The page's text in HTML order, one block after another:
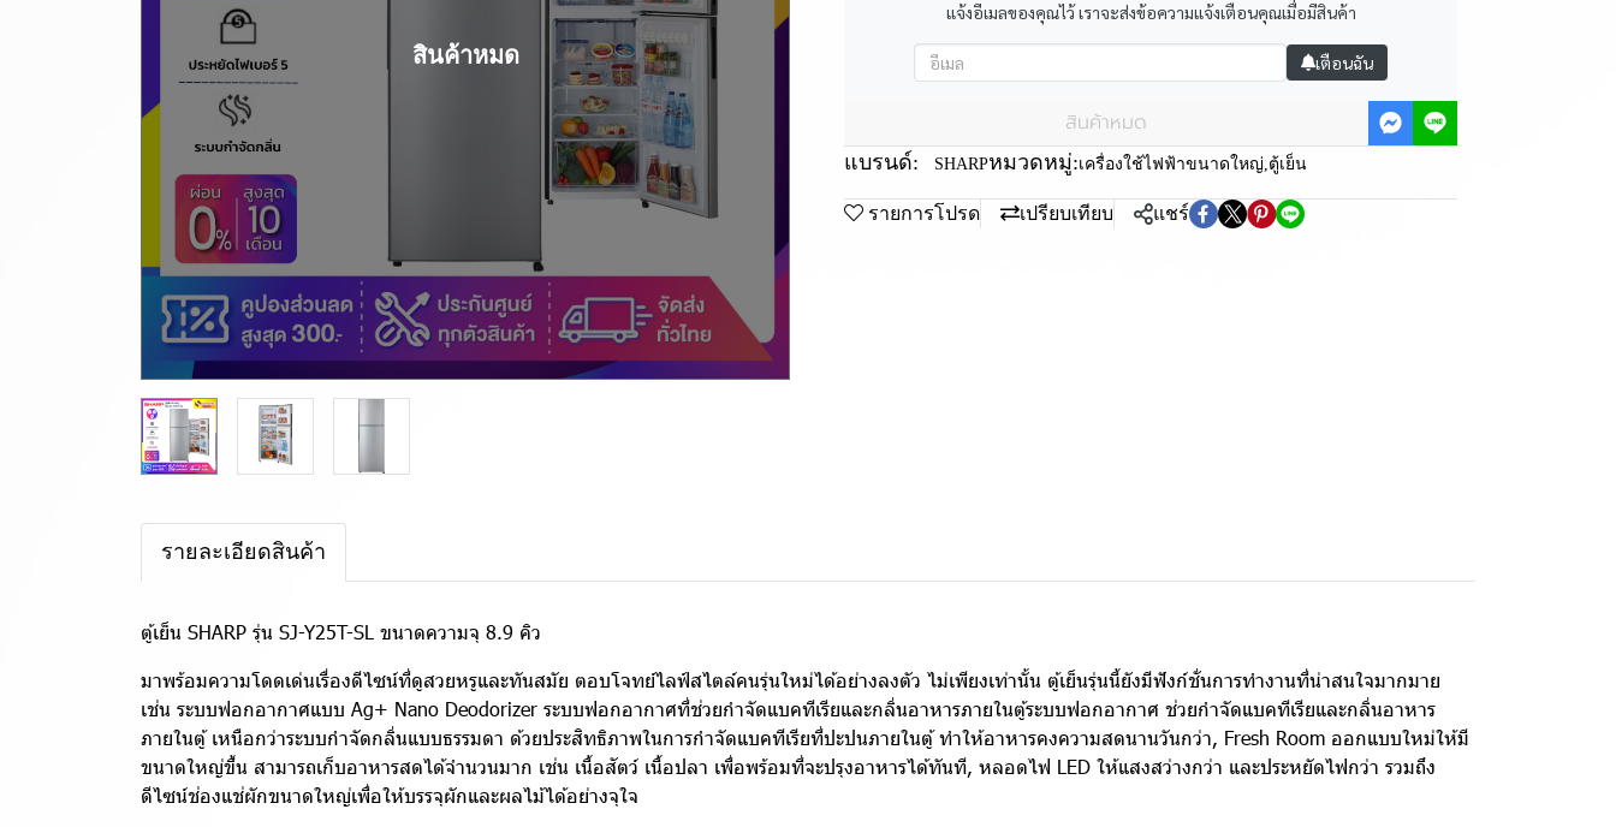
สินค้าหมด
แจ้งอีเมลของคุณไว้ เราจะส่งข้อความแจ้งเตือนคุณเมื่อมีสินค้า
เตือนฉัน
สินค้าหมด
แบรนด์: SHARPหมวดหมู่:เครื่องใช้ไฟฟ้าขนาดใหญ่,ตู้เย็น
รายการโปรด เปรียบเทียบ แชร์
รายละเอียดสินค้า
ตู้เย็น SHARP รุ่น SJ-Y25T-SL ขนาดความจุ 8.9 คิว
มาพร้อมความโดดเด่นเรื่องดีไซน์ที่ดูสวยหรูและทันสมัย ตอบโจทย์ไลฟ์สไตล์คนรุ่นใหม่ได้อย่างลงตัว ไม่เพียงเท่านั้น ตู้เย็นรุ่นนี้ยังมีฟังก์ชั่นการทำงานที่น่าสนใจมากมาย
เช่น ระบบฟอกอากาศแบบ Ag+ Nano Deodorizer ระบบฟอกอากาศที่ช่วยกำจัดแบคทีเรียและกลิ่นอาหารภายในตู้ระบบฟอกอากาศ ช่วยกำจัดแบคทีเรียและกลิ่นอาหาร
ภายในตู้ เหนือกว่าระบบกำจัดกลิ่นแบบธรรมดา ด้วยประสิทธิภาพในการกำจัดแบคทีเรียที่ปะปนภายในตู้ ทำให้อาหารคงความสดนานวันกว่า, Fresh Room ออกแบบใหม่ให้มี
ขนาดใหญ่ขึ้น สามารถเก็บอาหารสดได้จำนวนมาก เช่น เนื้อสัตว์ เนื้อปลา เพื่อพร้อมที่จะปรุงอาหารได้ทันที, หลอดไฟ LED ให้แสงสว่างกว่า และประหยัดไฟกว่า รวมถึง
ดีไซน์ช่องแช่ผักขนาดใหญ่เพื่อให้บรรจุผักและผลไม้ได้อย่างจุใจ